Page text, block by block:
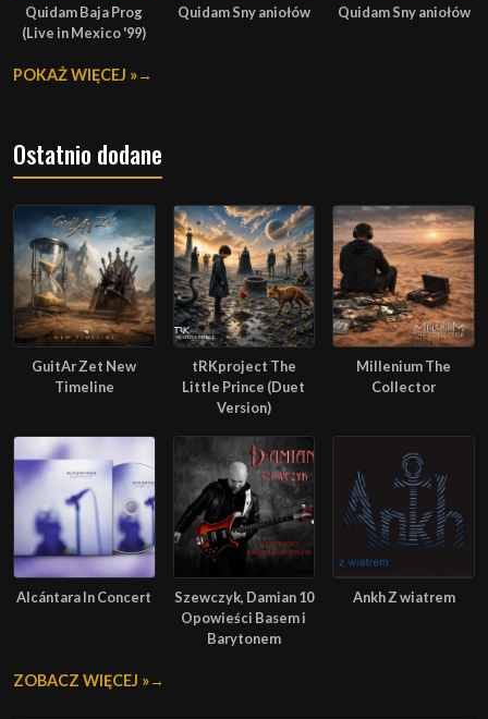
Quidam Baja Prog
(Live in Mexico '99)
Quidam Sny aniołów Quidam Sny aniołów
POKAŻ WIĘCEJ »
Ostatnio dodane
GuitAr Zet New
Timeline
tRKproject The
Little Prince (Duet
Version)
Millenium The
Collector
Alcántara In Concert
Szewczyk, Damian 10
Opowieści Basem i
Barytonem
Ankh Z wiatrem
ZOBACZ WIĘCEJ »